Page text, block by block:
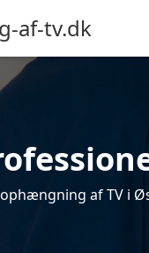
af-tv.dk
af TV i